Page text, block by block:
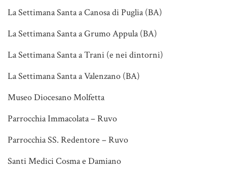
La Settimana Santa a Canosa di Puglia (BA)
La Settimana Santa a Grumo Appula (BA)
La Settimana Santa a Trani (e nei dintorni)
La Settimana Santa a Valenzano (BA)
Museo Diocesano Molfetta
Parrocchia Immacolata – Ruvo
Parrocchia SS. Redentore – Ruvo
Santi Medici Cosma e Damiano